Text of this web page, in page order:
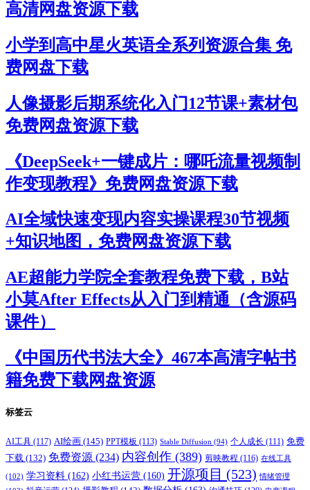
高清网盘资源下载
小学到高中星火英语全系列资源合集 免
费网盘下载
人像摄影后期系统化入门12节课+素材包
免费网盘资源下载
《DeepSeek+一键成片：哪吒流量视频制
作变现教程》免费网盘资源下载
AI全域快速变现内容实操课程30节视频
+知识地图，免费网盘资源下载
AE超能力学院全套教程免费下载，B站
小莫After Effects从入门到精通（含源码
课件）
《中国历代书法大全》467本高清字帖书
籍免费下载网盘资源
标签云
AI工具 (117) AI绘画 (145) PPT模板 (113) Stable Diffusion (94) 个人成长 (111) 免费
下载 (132) 免费资源 (234) 内容创作 (389) 剪映教程 (116) 在线工具
(102) 学习资料 (162) 小红书运营 (160) 开源项目 (523) 情绪管理